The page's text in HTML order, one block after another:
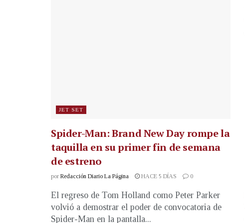
JET SET
Spider-Man: Brand New Day rompe la
taquilla en su primer fin de semana
de estreno
por Redacción Diario La Página HACE 5 DÍAS 0
El regreso de Tom Holland como Peter Parker
volvió a demostrar el poder de convocatoria de
Spider-Man en la pantalla...